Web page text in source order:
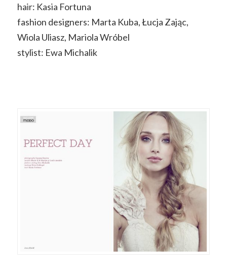
hair: Kasia Fortuna
fashion designers: Marta Kuba, Łucja Zając,
Wiola Uliasz, Mariola Wróbel
stylist: Ewa Michalik